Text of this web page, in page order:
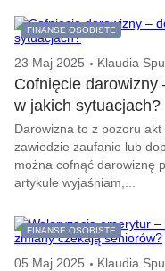
FINANSE OSOBISTE
23 Maj 2025 Klaudia
Cofnięcie darowizny
w jakich sytuacjach?
Darowizna to z pozoru
zawiedzie zaufanie lub
można cofnąć darowiznę
artykule wyjaśniam,...
FINANSE OSOBISTE
05 Maj 2025 Klaudia